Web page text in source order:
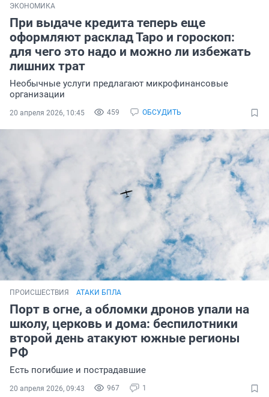
ЭКОНОМИКА
При выдаче кредита теперь еще
оформляют расклад Таро и гороскоп:
для чего это надо и можно ли избежать
лишних трат
Необычные услуги предлагают микрофинансовые
организации
459 ОБСУДИТЬ
20 апреля 2026, 10:45
ПРОИСШЕСТВИЯ АТАКИ БПЛА
Порт в огне, а обломки дронов упали на
школу, церковь и дома: беспилотники
второй день атакуют южные регионы
РФ
Есть погибшие и пострадавшие
967 1
20 апреля 2026, 09:43